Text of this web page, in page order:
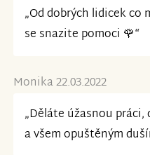
„Od dobrých lidicek co
se snazite pomoci 🌹“
Monika 22.03.2022
„Děláte úžasnou
a všem opuštěným